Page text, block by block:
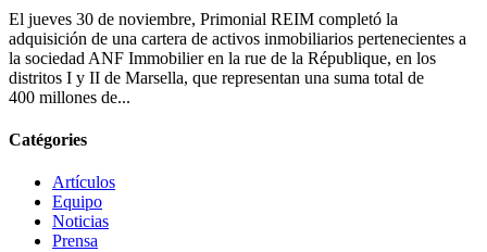
El jueves 30 de noviembre, Primonial REIM completó la
adquisición de una cartera de activos inmobiliarios pertenecientes a
la sociedad ANF Immobilier en la rue de la République, en los
distritos I y II de Marsella, que representan una suma total de
400 millones de...
Catégories
Artículos
Equipo
Noticias
Prensa